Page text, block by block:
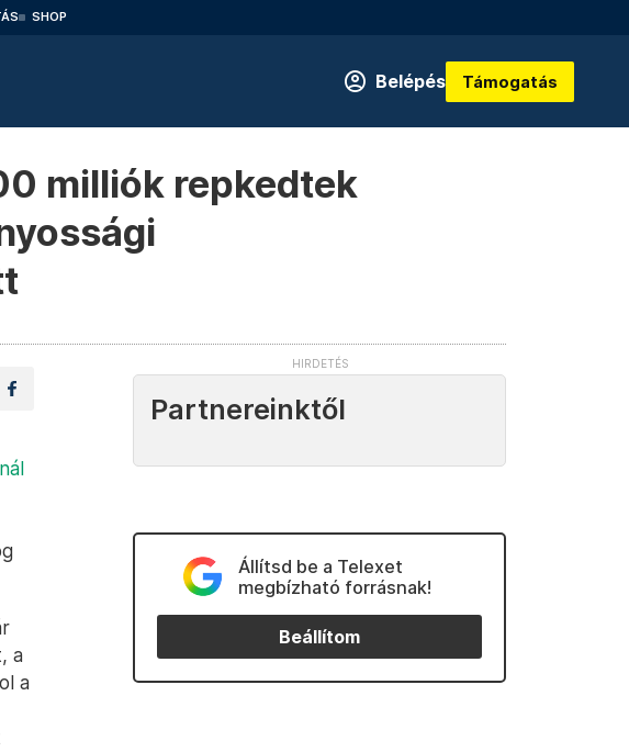
SHOP
Belépés Támogatás
milliók repkedtek
a
a
Partnereinktől
Állítsd be a Telexet
megbízható forrásnak!
Beállítom